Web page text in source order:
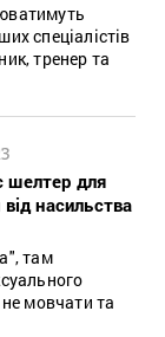
спеціалістів
тренер та
шелтер для
насильства
там
не мовчати та